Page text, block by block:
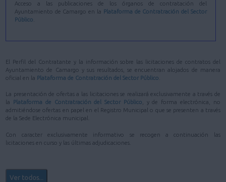
Acceso a las publicaciones de los órganos de contratación del
Ayuntamiento de Camargo en la Plataforma de Contratración del Sector
Público
El Perfil del Contratante y la información sobre las licitaciones de contratos del
Ayuntamiento de Camargo y sus resultados, se encuentran alojados de manera
oficial en la Plataforma de Contratración del Sector Público
La presentación de ofertas a las licitaciones se realizará exclusivamente a través de
la
Plataforma de Contratración del Sector Público, y de forma electrónica, no
admitiéndose ofertas en papel en el Registro Municipal o que se presenten a través
de la Sede Electrónica municipal.
Con caracter exclusivamente informativo se recogen a continuación las
licitaciones en curso y las últimas adjudicaciones.
Ver todos...